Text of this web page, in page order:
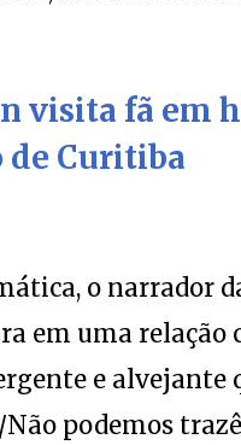
visita fã em
Curitiba
o narrador
em uma
e alvejante
podemos